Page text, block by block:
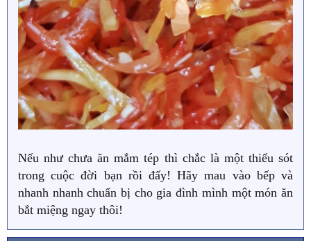
Nếu như chưa ăn mắm tép thì chắc là một thiếu sót
trong cuộc đời bạn rồi đấy! Hãy mau vào bếp và
nhanh nhanh chuẩn bị cho gia đình mình một món ăn
bắt miệng ngay thôi!